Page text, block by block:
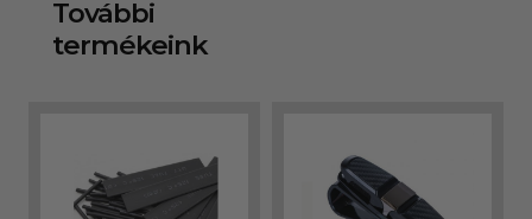
További
termékeink